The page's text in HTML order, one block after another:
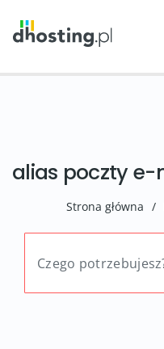
alias poczty e-
Strona główna /